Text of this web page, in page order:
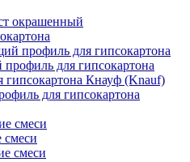
окрашенный
профиль для гипсокартона
для гипсокартона
гипсокартона Кнауф (Knauf)
для гипсокартона
смеси
смеси
смеси